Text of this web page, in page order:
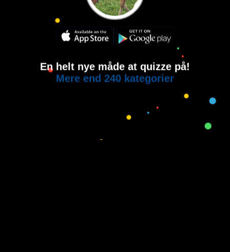
En helt nye måde at quizze på!
Mere end 240 kategorier